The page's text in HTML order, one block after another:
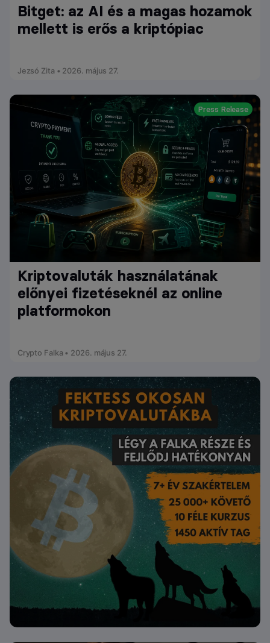
Bitget: az AI és a magas hozamok
mellett is erős a kriptópiac
Jezsó Zita • 2026. május 27.
Press Release
Kriptovaluták használatának
előnyei fizetéseknél az online
platformokon
Crypto Falka • 2026. május 27.